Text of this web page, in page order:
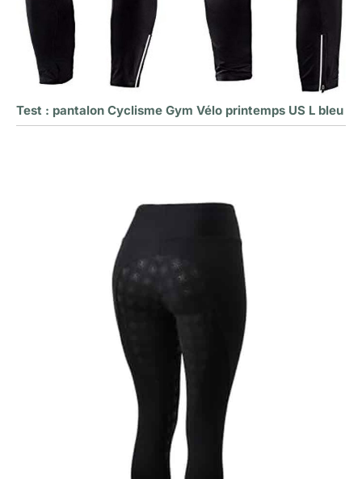
Test : pantalon Cyclisme Gym Vélo printemps US L bleu